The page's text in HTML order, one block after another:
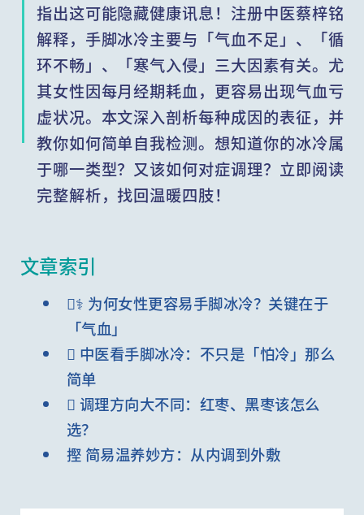
指出这可能隐藏健康讯息！注册中医蔡梓铭
解释，手脚冰冷主要与「气血不足」、「循
环不畅」、「寒气入侵」三大因素有关。尤
其女性因每月经期耗血，更容易出现气血亏
虚状况。本文深入剖析每种成因的表征，并
教你如何简单自我检测。想知道你的冰冷属
于哪一类型？又该如何对症调理？立即阅读
完整解析，找回温暖四肢！
文章索引
⚕️ 为何女性更容易手脚冰冷？关键在于
「气血」
 中医看手脚冰冷：不只是「怕冷」那么
简单
 调理方向大不同：红枣、黑枣该怎么
选？
摼 简易温养妙方：从内调到外敷